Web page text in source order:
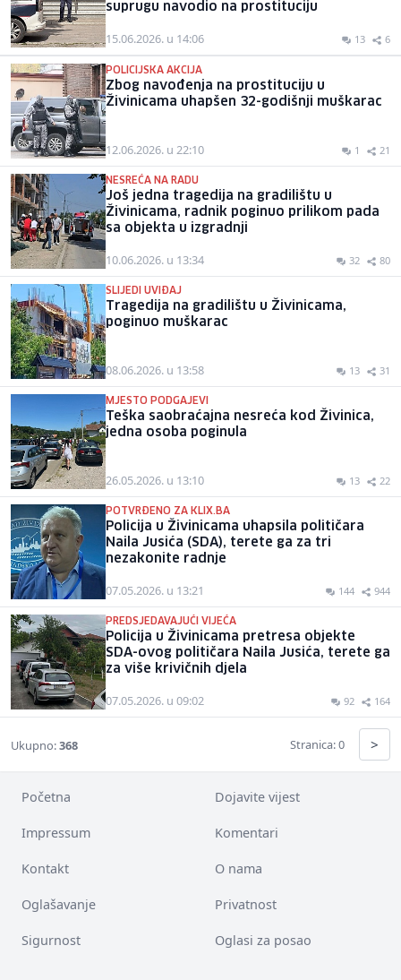
suprugu navodio na prostituciju
15.06.2026. u 14:06 13 6
POLICIJSKA AKCIJA
Zbog navođenja na prostituciju u
Živinicama uhapšen 32-godišnji muškarac
12.06.2026. u 22:10 1 21
NESREĆA NA RADU
Još jedna tragedija na gradilištu u
Živinicama, radnik poginuo prilikom pada
sa objekta u izgradnji
10.06.2026. u 13:34 32 80
SLIJEDI UVIĐAJ
Tragedija na gradilištu u Živinicama,
poginuo muškarac
08.06.2026. u 13:58 13 31
MJESTO PODGAJEVI
Teška saobraćajna nesreća kod Živinica,
jedna osoba poginula
26.05.2026. u 13:10 13 22
POTVRĐENO ZA KLIX.BA
Policija u Živinicama uhapsila političara
Naila Jusića (SDA), terete ga za tri
nezakonite radnje
07.05.2026. u 13:21 144 944
PREDSJEDAVAJUĆI VIJEĆA
Policija u Živinicama pretresa objekte
SDA-ovog političara Naila Jusića, terete ga
za više krivičnih djela
07.05.2026. u 09:02 92 164
Ukupno:368 Stranica: 0 >
Početna Dojavite vijest
Impressum Komentari
Kontakt O nama
Oglašavanje Privatnost
Sigurnost Oglasi za posao